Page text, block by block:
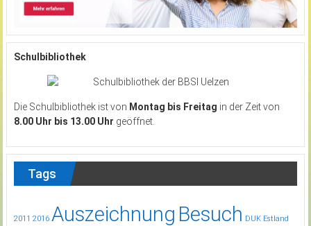
Schulbibliothek
Die Schulbibliothek ist von Montag bis Freitag in der Zeit von
8.00 Uhr bis 13.00 Uhr geöffnet.
Tags
2011 2016 Auszeichnung Besuch DUK Estland